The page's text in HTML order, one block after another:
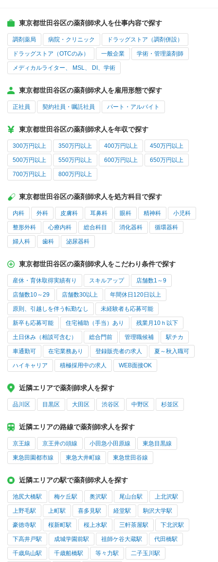
東京都世田谷区の薬剤師求人を仕事内容で探す
調剤薬局 病院・クリニック ドラッグストア（調剤併設）
ドラッグストア（OTCのみ） 一般企業 学術・管理薬剤師
メディカルライター、 MSL、 DI、学術
東京都世田谷区の薬剤師求人を雇用形態で探す
正社員 契約社員・嘱託社員 パート・アルバイト
東京都世田谷区の薬剤師求人を年収で探す
300万円以上 350万円以上 400万円以上 450万円以上
500万円以上 550万円以上 600万円以上 650万円以上
700万円以上 800万円以上
東京都世田谷区の薬剤師求人を処方科目で探す
内科 外科 皮膚科 耳鼻科 眼科 精神科 小児科
整形外科 心療内科 総合科目 消化器科 循環器科
婦人科 歯科 泌尿器科
東京都世田谷区の薬剤師求人をこだわり条件で探す
産休・育休取得実績有り スキルアップ 店舗数1～9
店舗数10～29 店舗数30以上 年間休日120日以上
原則、引越しを伴う転勤なし 未経験者も応募可能
新卒も応募可能 住宅補助（手当）あり 残業月10ｈ以下
土日休み（相談可含む） 総合門前 管理職候補 駅チカ
車通勤可 在宅業務あり 登録販売者の求人 夏～秋入職可
ハイキャリア 積極採用中の求人 WEB面接OK
近隣エリアで薬剤師求人を探す
品川区 目黒区 大田区 渋谷区 中野区 杉並区
近隣エリアの路線で薬剤師求人を探す
京王線 京王井の頭線 小田急小田原線 東急目黒線
東急田園都市線 東急大井町線 東急世田谷線
近隣エリアの駅で薬剤師求人を探す
池尻大橋駅 梅ケ丘駅 奥沢駅 尾山台駅 上北沢駅
上野毛駅 上町駅 喜多見駅 経堂駅 駒沢大学駅
豪徳寺駅 桜新町駅 桜上水駅 三軒茶屋駅 下北沢駅
下高井戸駅 成城学園前駅 祖師ケ谷大蔵駅 代田橋駅
千歳烏山駅 千歳船橋駅 等々力駅 二子玉川駅